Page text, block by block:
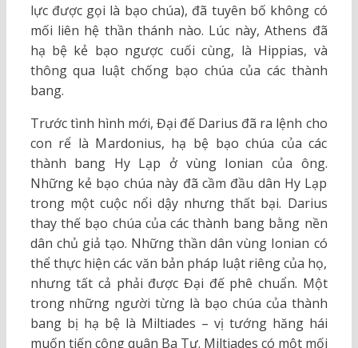
lực được gọi là bạo chúa), đã tuyên bố không có
mối liên hệ thần thánh nào. Lúc này, Athens đã
hạ bệ kẻ bạo ngược cuối cùng, là Hippias, và
thông qua luật chống bạo chúa của các thành
bang.
Trước tình hình mới, Đại đế Darius đã ra lệnh cho
con rể là Mardonius, hạ bệ bạo chúa của các
thành bang Hy Lạp ở vùng Ionian của ông.
Những kẻ bạo chúa này đã cầm đầu dân Hy Lạp
trong một cuộc nổi dậy nhưng thất bại. Darius
thay thế bạo chúa của các thành bang bằng nền
dân chủ giả tạo. Những thần dân vùng Ionian có
thể thực hiện các văn bản pháp luật riêng của họ,
nhưng tất cả phải được Đại đế phê chuẩn. Một
trong những người từng là bạo chúa của thành
bang bị hạ bệ là Miltiades – vị tướng hăng hái
muốn tiến công quân Ba Tư. Miltiades có một mối